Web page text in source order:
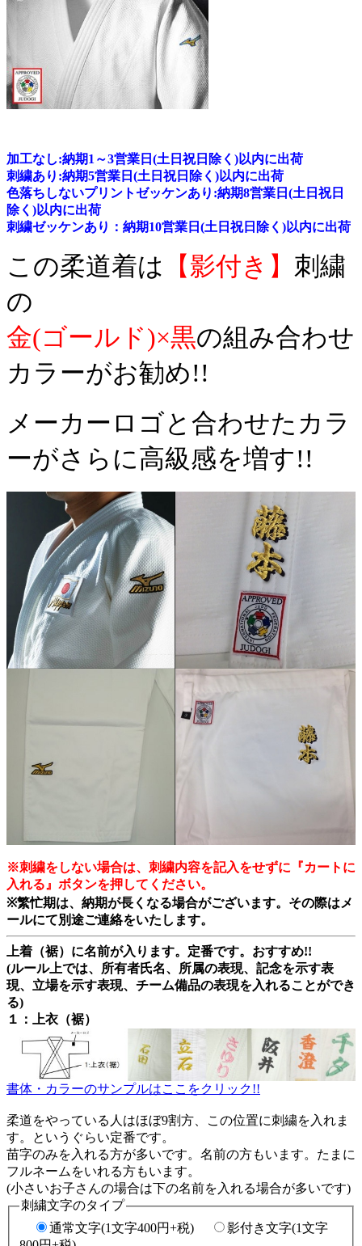
加工なし:納期1～3営業日(土日祝日除く)以内に出荷
刺繍あり:納期5営業日(土日祝日除く)以内に出荷
色落ちしないプリントゼッケンあり:納期8営業日(土日祝日
除く)以内に出荷
刺繍ゼッケンあり：納期10営業日(土日祝日除く)以内に出荷
この柔道着は 【影付き】 刺繍
の
金(ゴールド)×黒の組み合わせ
カラーがお勧め!!
メーカーロゴと合わせたカラ
ーがさらに高級感を増す!!
※刺繍をしない場合は、刺繍内容を記入をせずに『カートに
入れる』ボタンを押してください。
※繁忙期は、納期が長くなる場合がございます。その際はメ
ールにて別途ご連絡をいたします。
上着（裾）に名前が入ります。定番です。おすすめ!!
(ルール上では、所有者氏名、所属の表現、記念を示す表
現、立場を示す表現、チーム備品の表現を入れることができ
る)
１：上衣（裾）
書体・カラーのサンプルはここをクリック!!
柔道をやっている人はほぼ9割方、この位置に刺繍を入れま
す。というぐらい定番です。
苗字のみを入れる方が多いです。名前の方もいます。たまに
フルネームをいれる方もいます。
(小さいお子さんの場合は下の名前を入れる場合が多いです)
刺繍文字のタイプ
通常文字(1文字400円+税)
影付き文字(1文字